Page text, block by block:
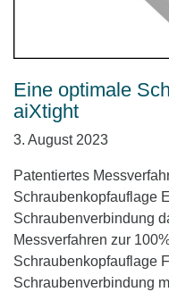
Eine optimale
aiXtight
3. August 2023
Patentiertes
Schraubenkopfauflage
Schraubenverbindung
Messverfahren zur
Schraubenkopfauflage
Schraubenverbindung